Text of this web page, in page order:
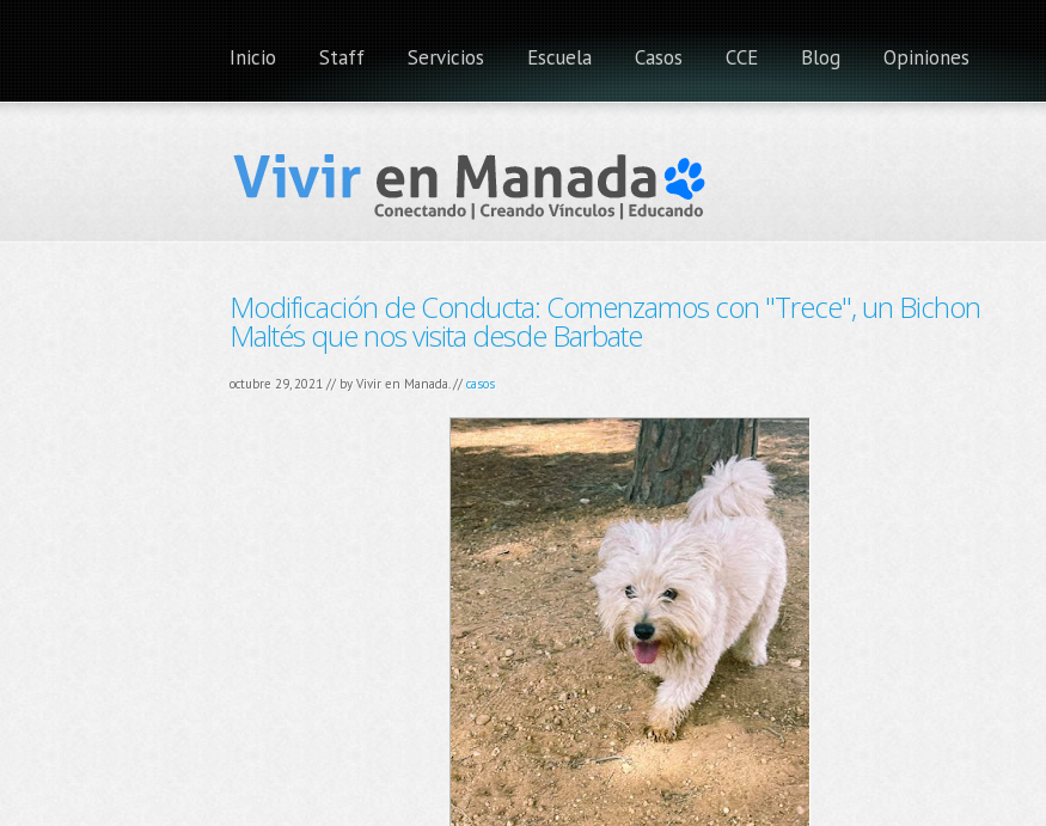
Inicio Staff Servicios Escuela Casos CCE Blog Opiniones
Modificación de Conducta: Comenzamos con "Trece", un Bichon
Maltés que nos visita desde Barbate
octubre 29, 2021 // by Vivir en Manada.// casos